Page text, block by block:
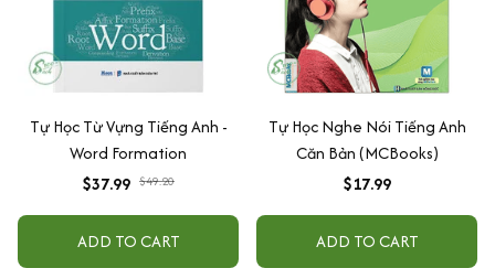
Tự Học Từ Vựng Tiếng Anh -
Word Formation
$37.99 $49.20
ADD TO CART
Tự Học Nghe Nói Tiếng Anh
Căn Bản (MCBooks)
$17.99
ADD TO CART